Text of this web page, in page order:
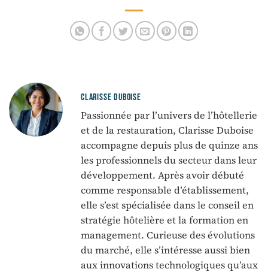
CLARISSE DUBOISE
Passionnée par l’univers de l’hôtellerie
et de la restauration, Clarisse Duboise
accompagne depuis plus de quinze ans
les professionnels du secteur dans leur
développement. Après avoir débuté
comme responsable d’établissement,
elle s’est spécialisée dans le conseil en
stratégie hôtelière et la formation en
management. Curieuse des évolutions
du marché, elle s’intéresse aussi bien
aux innovations technologiques qu’aux